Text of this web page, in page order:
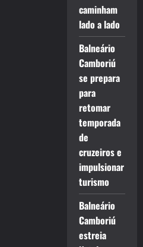
caminham
lado a lado
Balneário
Camboriú
se prepara
para
retomar
temporada
de
cruzeiros e
impulsionar
turismo
Balneário
Camboriú
estreia